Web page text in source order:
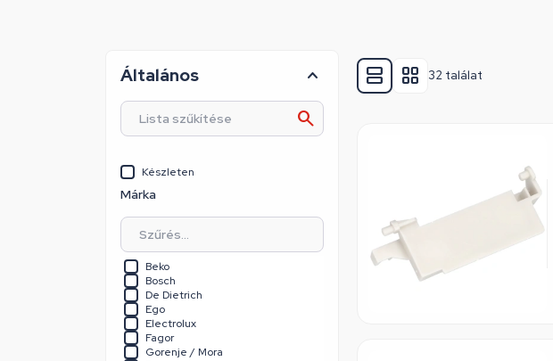
32 találat
Általános
Készleten
Márka
Beko
Bosch
De Dietrich
Ego
Electrolux
Fagor
Gorenje / Mora